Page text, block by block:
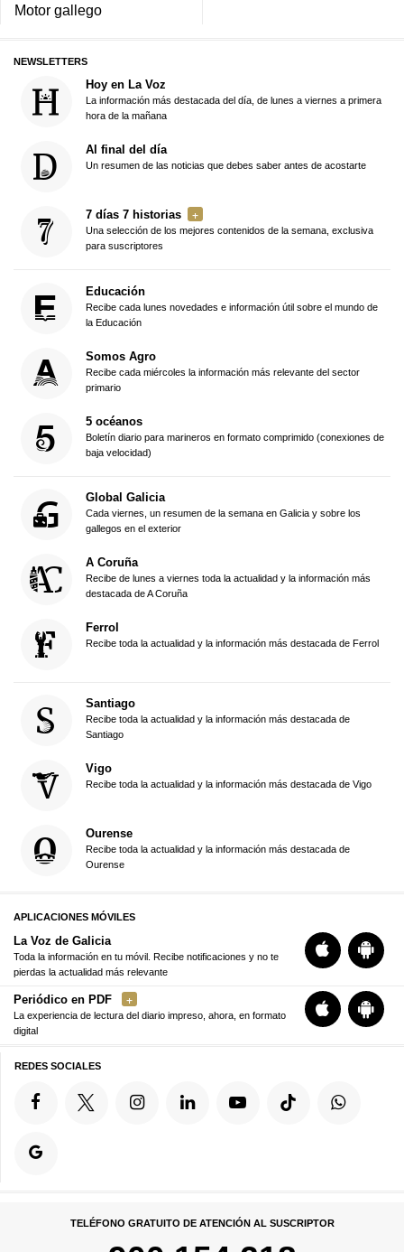
Motor gallego
NEWSLETTERS
Hoy en La Voz
La información más destacada del día, de lunes a viernes a primera
hora de la mañana
Al final del día
Un resumen de las noticias que debes saber antes de acostarte
7 días 7 historias
Una selección de los mejores contenidos de la semana, exclusiva
para suscriptores
Educación
Recibe cada lunes novedades e información útil sobre el mundo de
la Educación
Somos Agro
Recibe cada miércoles la información más relevante del sector
primario
5 océanos
Boletín diario para marineros en formato comprimido (conexiones de
baja velocidad)
Global Galicia
Cada viernes, un resumen de la semana en Galicia y sobre los
gallegos en el exterior
A Coruña
Recibe de lunes a viernes toda la actualidad y la información más
destacada de A Coruña
Ferrol
Recibe toda la actualidad y la información más destacada de Ferrol
Santiago
Recibe toda la actualidad y la información más destacada de
Santiago
Vigo
Recibe toda la actualidad y la información más destacada de Vigo
Ourense
Recibe toda la actualidad y la información más destacada de
Ourense
APLICACIONES MÓVILES
La Voz de Galicia
Toda la información en tu móvil. Recibe notificaciones y no te
pierdas la actualidad más relevante
Periódico en PDF
La experiencia de lectura del diario impreso, ahora, en formato
digital
REDES SOCIALES
TELÉFONO GRATUITO DE ATENCIÓN AL SUSCRIPTOR